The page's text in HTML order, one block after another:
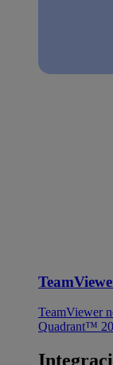
TeamViewer
Quadrant™